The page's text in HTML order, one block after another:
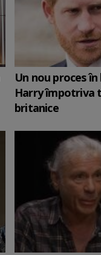
Un nou proces
Harry împotriva
britanice